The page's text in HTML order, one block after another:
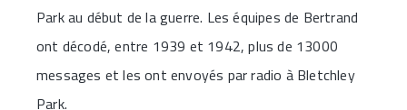
Park au début de la guerre. Les équipes de Bertrand
ont décodé, entre 1939 et 1942, plus de 13000
messages et les ont envoyés par radio à Bletchley
Park.